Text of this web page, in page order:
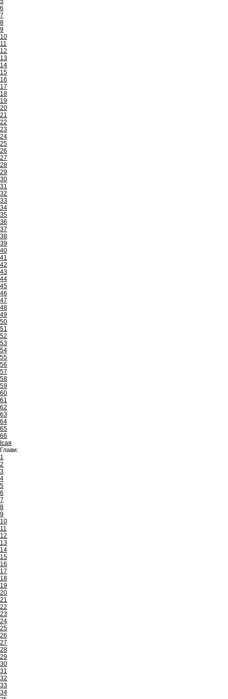
6
7
8
9
10
11
12
13
14
15
16
17
18
19
20
21
22
23
24
25
26
27
28
29
30
31
32
33
34
35
36
37
38
39
40
41
42
43
44
45
46
47
48
49
50
51
52
53
54
55
56
57
58
59
60
61
62
63
64
65
66
Ісая
Глави:
1
2
3
4
5
6
7
8
9
10
11
12
13
14
15
16
17
18
19
20
21
22
23
24
25
26
27
28
29
30
31
32
33
34